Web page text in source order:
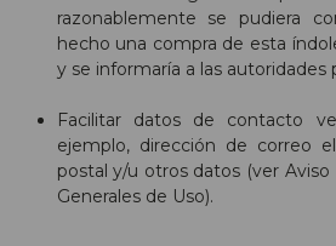
razonablemente se pudiera
hecho una compra de esta
y se informaría a las autoridades
Facilitar datos de contacto
ejemplo, dirección de correo
postal y/u otros datos (ver
Generales de Uso).